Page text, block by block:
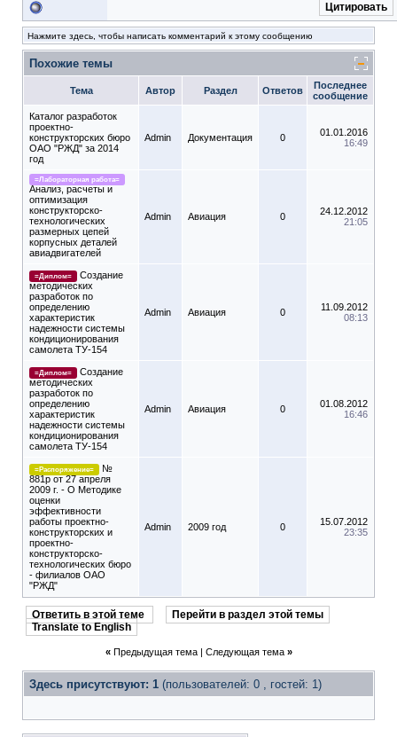
Цитировать
Нажмите здесь, чтобы написать комментарий к этому сообщению
Похожие темы
Тема Автор Раздел Ответов
Последнее
сообщение
Каталог разработок
проектно-
конструкторских бюро
ОАО "РЖД" за 2014
год
Admin Документация 0
01.01.2016
16:49
=Лабораторная работа=
Анализ, расчеты и
оптимизация
конструкторско-
технологических
размерных цепей
корпусных деталей
авиадвигателей
Admin Авиация 0
24.12.2012
21:05
=Диплом=
Создание
методических
разработок по
определению
характеристик
надежности системы
кондиционирования
самолета ТУ-154
Admin Авиация 0
11.09.2012
08:13
=Диплом=
Создание
методических
разработок по
определению
характеристик
надежности системы
кондиционирования
самолета ТУ-154
Admin Авиация 0
01.08.2012
16:46
=Распоряжение=
№
881р от 27 апреля
2009 г. - О Методике
оценки
эффективности
работы проектно-
конструкторских и
проектно-
конструкторско-
технологических бюро
- филиалов ОАО
"РЖД"
Admin 2009 год 0
15.07.2012
23:35
Ответить в этой теме
Перейти в раздел этой темы
Translate to English
« Предыдущая тема| Следующая тема »
Здесь присутствуют: 1 (пользователей: 0 , гостей: 1)